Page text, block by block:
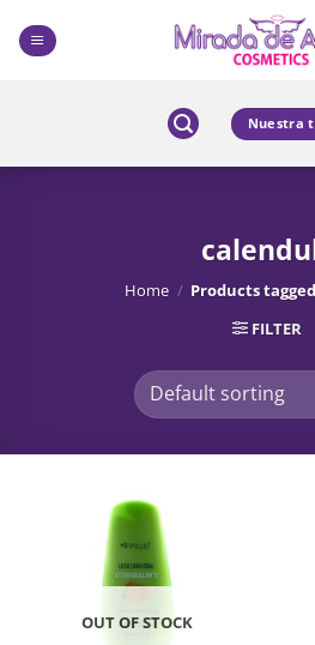
content
Nuestra
Home / Products
FILTER
OUT OF STOCK